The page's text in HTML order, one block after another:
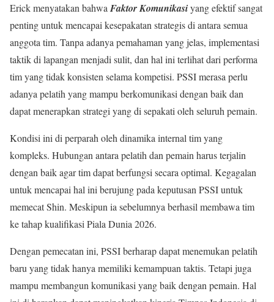
Erick menyatakan bahwa Faktor Komunikasiyang efektif sangat
penting untuk mencapai kesepakatan strategis di antara semua
anggota tim. Tanpa adanya pemahaman yang jelas, implementasi
taktik di lapangan menjadi sulit, dan hal ini terlihat dari performa
tim yang tidak konsisten selama kompetisi. PSSI merasa perlu
adanya pelatih yang mampu berkomunikasi dengan baik dan
dapat menerapkan strategi yang di sepakati oleh seluruh pemain.
Kondisi ini di perparah oleh dinamika internal tim yang
kompleks. Hubungan antara pelatih dan pemain harus terjalin
dengan baik agar tim dapat berfungsi secara optimal. Kegagalan
untuk mencapai hal ini berujung pada keputusan PSSI untuk
memecat Shin. Meskipun ia sebelumnya berhasil membawa tim
ke tahap kualifikasi Piala Dunia 2026.
Dengan pemecatan ini, PSSI berharap dapat menemukan pelatih
baru yang tidak hanya memiliki kemampuan taktis. Tetapi juga
mampu membangun komunikasi yang baik dengan pemain. Hal